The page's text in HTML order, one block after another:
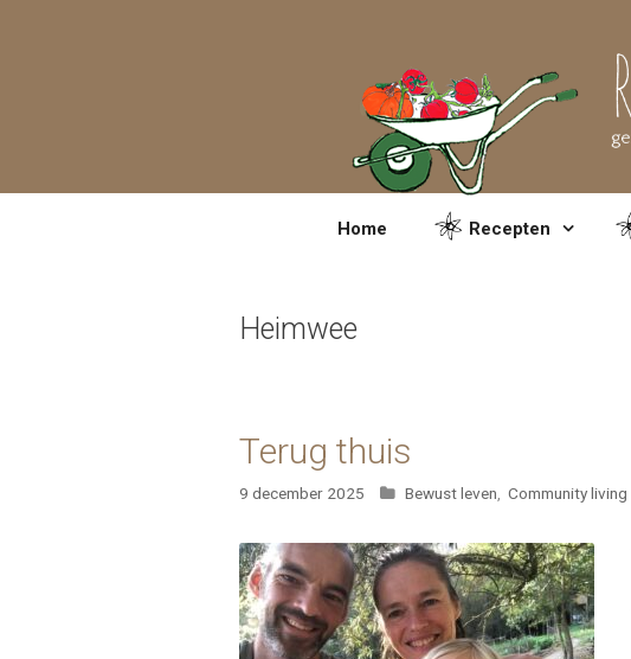
Home Recepten
Heimwee
Terug thuis
9 december 2025 Categorieën
Bewust leven, Community living